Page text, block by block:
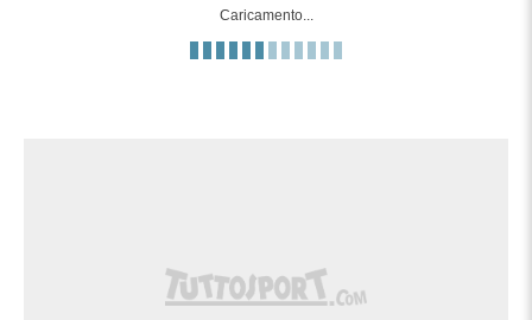
Caricamento...